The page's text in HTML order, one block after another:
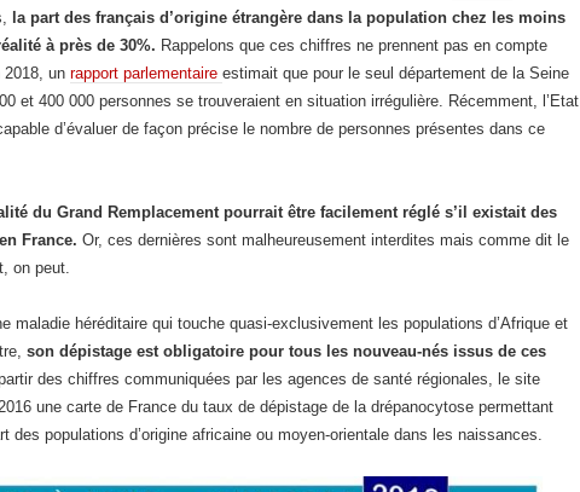
la part des français d’origine étrangère dans la population chez les moins
à près de 30%. Rappelons que ces chiffres ne prennent pas en compte
2018, un rapport parlementaire estimait que pour le seul département de la Seine
et 400 000 personnes se trouveraient en situation irrégulière. Récemment, l’Etat
d’évaluer de façon précise le nombre de personnes présentes dans ce
du Grand Remplacement pourrait être facilement réglé s’il existait des
France. Or, ces dernières sont malheureusement interdites mais comme dit le
on peut.
maladie héréditaire qui touche quasi-exclusivement les populations d’Afrique et
son dépistage est obligatoire pour tous les nouveau-nés issus de ces
des chiffres communiquées par les agences de santé régionales, le site
une carte de France du taux de dépistage de la drépanocytose permettant
des populations d’origine africaine ou moyen-orientale dans les naissances.